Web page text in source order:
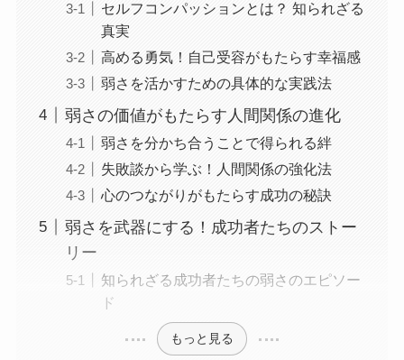
セルフコンパッションとは？ 知られざる
真実
高める勇気！自己受容がもたらす幸福感
弱さを活かすための具体的な実践法
弱さの価値がもたらす人間関係の進化
弱さを分かち合うことで得られる絆
失敗談から学ぶ！人間関係の強化法
心のつながりがもたらす成功の秘訣
弱さを武器にする！成功者たちのストー
リー
知られざる成功者たちの弱さのエピソー
ド
もっと見る